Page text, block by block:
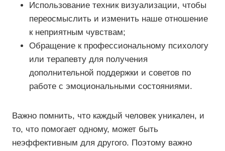
Использование техник визуализации, чтобы
переосмыслить и изменить наше отношение
к неприятным чувствам;
Обращение к профессиональному психологу
или терапевту для получения
дополнительной поддержки и советов по
работе с эмоциональными состояниями.
Важно помнить, что каждый человек уникален, и
то, что помогает одному, может быть
неэффективным для другого. Поэтому важно